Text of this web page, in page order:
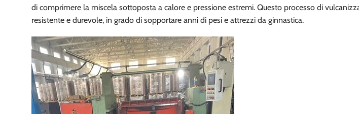
di comprimere la miscela sottoposta a calore e pressione estremi. Questo processo di
resistente e durevole, in grado di sopportare anni di pesi e attrezzi da ginnastica.